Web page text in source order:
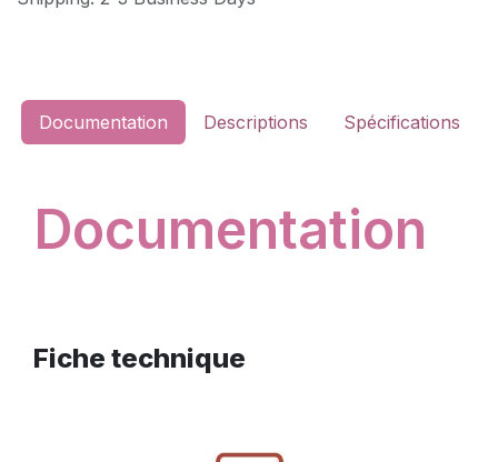
Documentation Descriptions Spécifications
Documentation
Fiche technique